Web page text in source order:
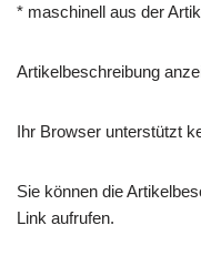
* maschinell aus der
Artikelbeschreibung
Ihr Browser unterstützt
Sie können die
Link aufrufen.